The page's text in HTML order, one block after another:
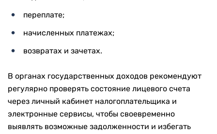
переплате;
начисленных платежах;
возвратах и зачетах.
В органах государственных доходов рекомендуют
регулярно проверять состояние лицевого счета
через личный кабинет налогоплательщика и
электронные сервисы, чтобы своевременно
выявлять возможные задолженности и избегать